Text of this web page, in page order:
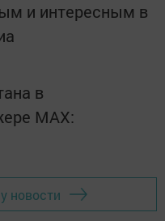
и интересным в
в
MАХ:
новости